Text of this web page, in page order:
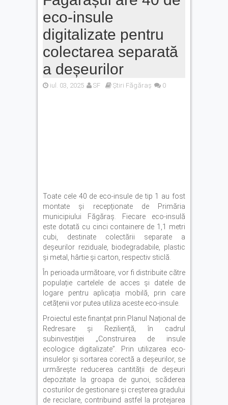
eco-insule
digitalizate pentru
colectarea separată
a deșeurilor
iul. 03, 2025 SF Știri Făgăraș 0
Toate cele 40 de eco-insule de tip 1 au fost
montate și recepționate de Primăria
municipiului Făgăraș. Fiecare eco-insulă
este dotată cu cinci containere de 1,1 metri
cubi, destinate colectării separate a
deșeurilor reziduale, biodegradabile, plastic
și metal, hârtie și carton, respectiv sticlă.
În perioada următoare, vor fi distribuite către
populație cartelele de acces și datele de
logare pentru aplicația mobilă, prin care
cetățenii vor putea utiliza aceste eco-insule.
Proiectul este finanțat prin Planul Național de
Redresare și Reziliență, în cadrul
subinvestiției „Construirea de insule
ecologice digitalizate”. Prin utilizarea eco-
insulelor și sortarea corectă a deșeurilor, se
urmărește reducerea cantității de deșeuri
depozitate la groapa de gunoi, scăderea
costurilor de gestionare și creșterea gradului
de reciclare, contribuind astfel la protejarea